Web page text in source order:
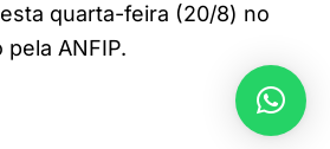
quarta-feira (20/8) no
ANFIP.